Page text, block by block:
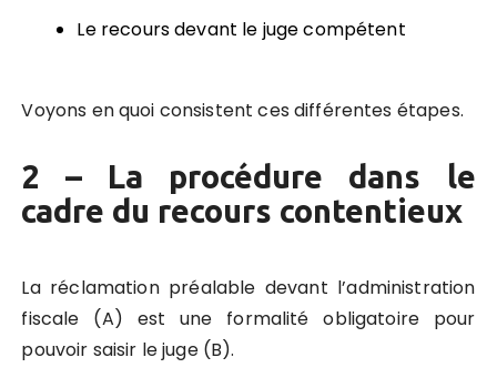
Le recours devant le juge compétent
Voyons en quoi consistent ces différentes étapes.
2 – La procédure dans le
cadre du recours contentieux
La réclamation préalable devant l’administration
fiscale (A) est une formalité obligatoire pour
pouvoir saisir le juge (B).